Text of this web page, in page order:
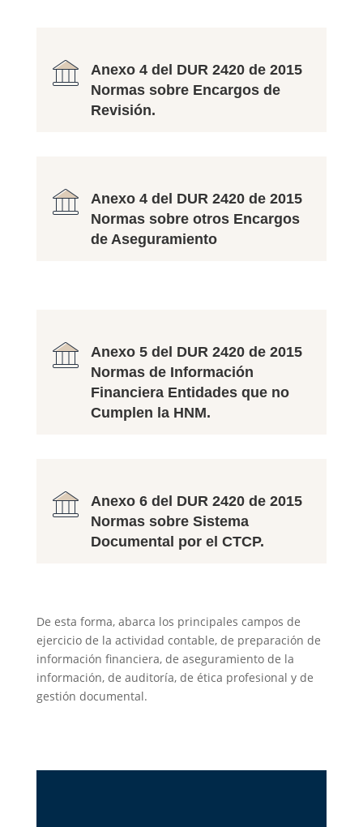
Anexo 4 del DUR 2420 de 2015
Normas sobre Encargos de
Revisión.
Anexo 4 del DUR 2420 de 2015
Normas sobre otros Encargos
de Aseguramiento
Anexo 5 del DUR 2420 de 2015
Normas de Información
Financiera Entidades que no
Cumplen la HNM.
Anexo 6 del DUR 2420 de 2015
Normas sobre Sistema
Documental por el CTCP.
De esta forma, abarca los principales campos de
ejercicio de la actividad contable, de preparación de
información financiera, de aseguramiento de la
información, de auditoría, de ética profesional y de
gestión documental.